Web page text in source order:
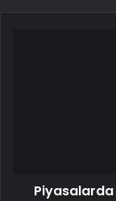
Piyasalarda